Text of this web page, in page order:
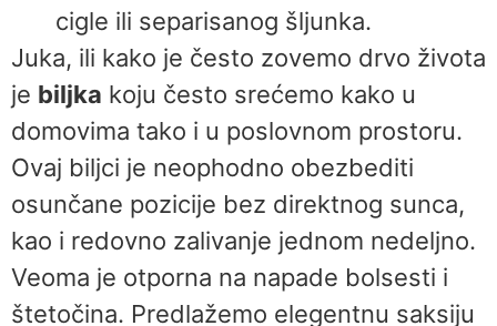
cigle ili separisanog šljunka.
Juka, ili kako je često zovemo drvo života
je biljka koju često srećemo kako u
domovima tako i u poslovnom prostoru.
Ovaj biljci je neophodno obezbediti
osunčane pozicije bez direktnog sunca,
kao i redovno zalivanje jednom nedeljno.
Veoma je otporna na napade bolsesti i
štetočina. Predlažemo elegentnu saksiju